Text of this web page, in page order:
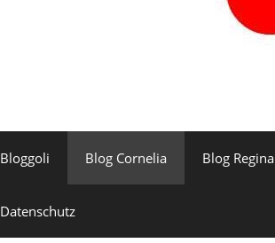
Bloggoli Blog Cornelia Blog Regina
Datenschutz